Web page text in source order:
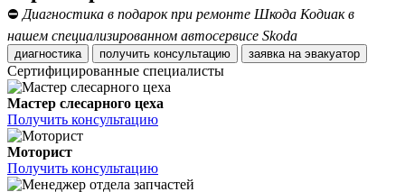
⛔ Диагностика в подарок при ремонте Шкода Кодиак в
нашем специализированном автосервисе Skoda
диагностика получить консультацию заявка на эвакуатор
Сертифицированные специалисты
Мастер слесарного цеха
Получить консультацию
Моторист
Получить консультацию